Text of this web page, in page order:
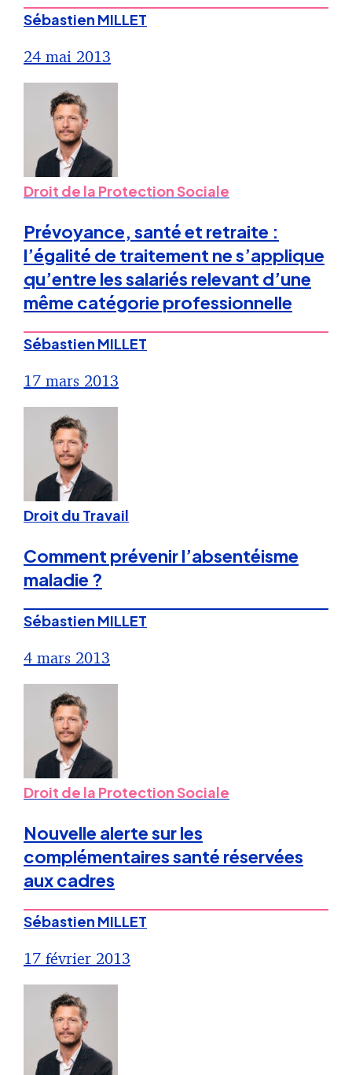
Sébastien MILLET
24 mai 2013
Droit de la Protection Sociale
Prévoyance, santé et retraite :
l’égalité de traitement ne s’applique
qu’entre les salariés relevant d’une
même catégorie professionnelle
Sébastien MILLET
17 mars 2013
Droit du Travail
Comment prévenir l’absentéisme
maladie ?
Sébastien MILLET
4 mars 2013
Droit de la Protection Sociale
Nouvelle alerte sur les
complémentaires santé réservées
aux cadres
Sébastien MILLET
17 février 2013